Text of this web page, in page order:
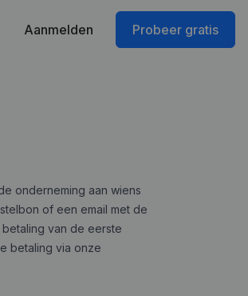
Aanmelden Probeer gratis
onderneming aan wiens
of een email met de
van de eerste
betaling via onze